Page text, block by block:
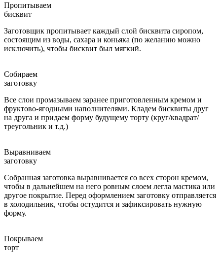
Пропитываем
бисквит
Заготовщик пропитывает каждый слой бисквита сиропом,
состоящим из воды, сахара и коньяка (по желанию можно
исключить), чтобы бисквит был мягкий.
Собираем
заготовку
Все слои промазываем заранее приготовленным кремом и
фруктово-ягодными наполнителями. Кладем бисквиты друг
на друга и придаем форму будущему торту (круг/квадрат/
треугольник и т.д.)
Выравниваем
заготовку
Собранная заготовка выравнивается со всех сторон кремом,
чтобы в дальнейшем на него ровным слоем легла мастика или
другое покрытие. Перед оформлением заготовку отправляется
в холодильник, чтобы остудится и зафиксировать нужную
форму.
Покрываем
торт